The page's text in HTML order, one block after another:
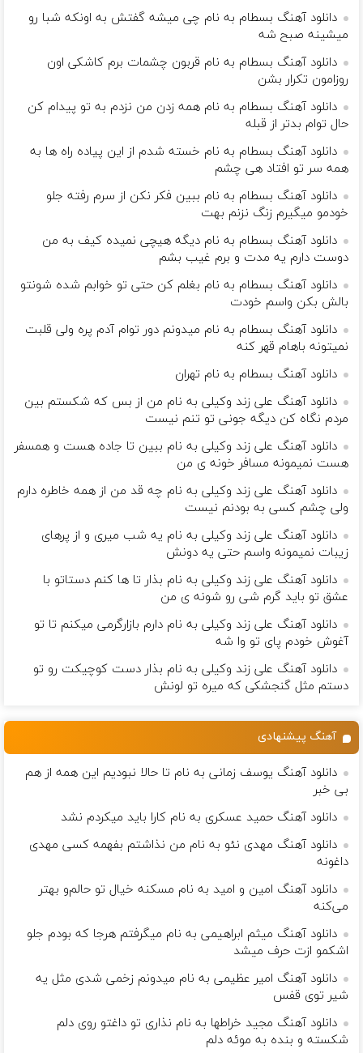
دانلود آهنگ بسطام به نام چی میشه گفتش به اونکه شبا رو
میشینه صبح شه
دانلود آهنگ بسطام به نام قربون چشمات برم کاشکی اون
روزامون تکرار بشن
دانلود آهنگ بسطام به نام همه زدن من نزدم به تو پیدام کن
حال توام بدتر از قبله
دانلود آهنگ بسطام به نام خسته شدم از این پیاده راه ها به
همه سر تو افتاد هی چشم
دانلود آهنگ بسطام به نام ببین فکر نکن از سرم رفته جلو
خودمو میگیرم زنگ نزنم بهت
دانلود آهنگ بسطام به نام دیگه هیچی نمیده کیف به من
دوست دارم یه مدت و برم غیب بشم
دانلود آهنگ بسطام به نام بغلم کن حتی تو خوابم شده شونتو
بالش بکن واسم خودت
دانلود آهنگ بسطام به نام میدونم دور توام آدم پره ولی قلبت
نمیتونه باهام قهر کنه
دانلود آهنگ بسطام به نام تهران
دانلود آهنگ علی زند وکیلی به نام من از بس كه شكستم بین
مردم نگاه كن دیگه جونى تو تنم نیست
دانلود آهنگ علی زند وکیلی به نام ببین تا جاده هست و همسفر
هست نمیمونه مسافر خونه ی من
دانلود آهنگ علی زند وکیلی به نام چه قد من از همه خاطره دارم
ولی چشم كسی به بودنم نیست
دانلود آهنگ علی زند وکیلی به نام یه شب میرى و از پرهای
زيبات نمیمونه واسم حتی یه دونش
دانلود آهنگ علی زند وکیلی به نام بذار تا ها كنم دستاتو با
عشق تو باید گرم شی رو شونه ى من
دانلود آهنگ علی زند وکیلی به نام دارم بازارگرمی میكنم تا تو
آغوش خودم پای تو وا شه
دانلود آهنگ علی زند وکیلی به نام بذار دست كوچیكت رو تو
دستم مثل گنجشكی كه میره تو لونش
آهنگ پیشنهادی
دانلود آهنگ یوسف زمانی به نام تا حالا نبودیم این همه از هم
بی خبر
دانلود آهنگ حمید عسکری به نام کارا باید میکردم نشد
دانلود آهنگ مهدی نئو به نام من نذاشتم بفهمه کسی مهدی
داغونه
دانلود آهنگ امین و امید به نام مسکنه خیال تو حالم‌و بهتر
می‌کنه
دانلود آهنگ میثم ابراهیمی به نام ﻣﻴﮕﺮﻓﺘﻢ ﻫﺮﺟﺎ ﻛﻪ ﺑﻮدم ﺟﻠﻮ
اﺷﻜﻤﻮ ازت ﺣﺮف ﻣﻴﺸﺪ
دانلود آهنگ امیر عظیمی به نام ﻣﻴﺪوﻧﻢ زﺧﻤﻰ ﺷﺪی ﻣﺜﻞ ﻳﻪ
ﺷﻴﺮ ﺗﻮی ﻗﻔﺲ
دانلود آهنگ مجید خراطها به نام نذاری تو داغتو روی دلم
شکسته و بنده به موئه دلم